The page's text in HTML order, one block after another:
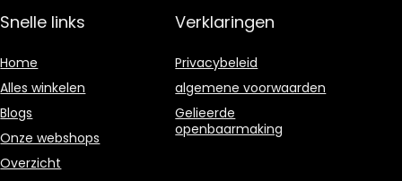
Snelle links
Home
Alles winkelen
Blogs
Onze webshops
Overzicht
Verklaringen
Privacybeleid
algemene voorwaarden
Gelieerde
openbaarmaking